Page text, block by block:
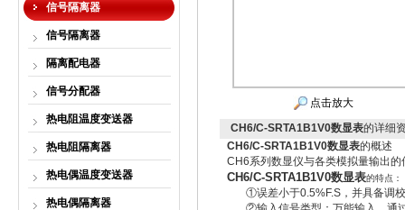
信号隔离器
信号隔离器
隔离配电器
信号分配器
热电阻温度变送器
热电阻隔离器
热电偶温度变送器
热电偶隔离器
点击放大
CH6/C-SRTA1B1V0数显表的详细
CH6/C-SRTA1B1V0数显表的概
CH6系列数显仪与各类模拟量输出
CH6/C-SRTA1B1V0数显表的特点：
①误差小于0.5%F.S，并具备调校